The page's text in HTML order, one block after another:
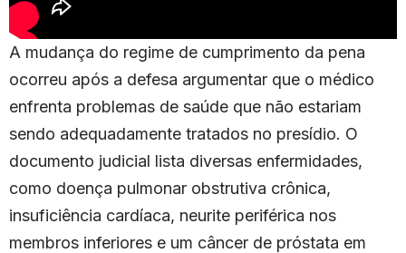
A mudança do regime de cumprimento da pena
ocorreu após a defesa argumentar que o médico
enfrenta problemas de saúde que não estariam
sendo adequadamente tratados no presídio. O
documento judicial lista diversas enfermidades,
como doença pulmonar obstrutiva crônica,
insuficiência cardíaca, neurite periférica nos
membros inferiores e um câncer de próstata em